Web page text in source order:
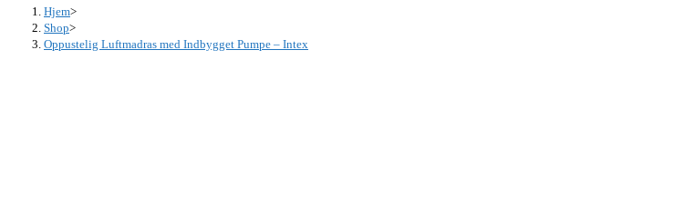
Hjem>
Shop>
Oppustelig Luftmadras med Indbygget Pumpe – Intex